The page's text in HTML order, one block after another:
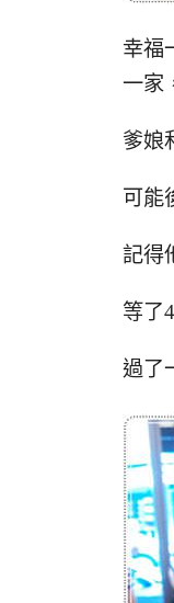
幸福
一家
爹娘
可能
記得
等了
過了